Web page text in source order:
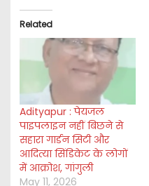
Related
Adityapur : पेयजल
पाइपलाइन नहीं बिछने से
सहारा गार्डन सिटी और
आदित्या सिंडिकेट के लोगों
में आक्रोश, गांगुली
May 11, 2026